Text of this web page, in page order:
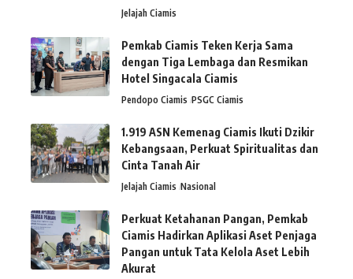
Jelajah Ciamis
Pemkab Ciamis Teken Kerja Sama
dengan Tiga Lembaga dan Resmikan
Hotel Singacala Ciamis
Pendopo Ciamis PSGC Ciamis
1.919 ASN Kemenag Ciamis Ikuti Dzikir
Kebangsaan, Perkuat Spiritualitas dan
Cinta Tanah Air
Jelajah Ciamis Nasional
Perkuat Ketahanan Pangan, Pemkab
Ciamis Hadirkan Aplikasi Aset Penjaga
Pangan untuk Tata Kelola Aset Lebih
Akurat